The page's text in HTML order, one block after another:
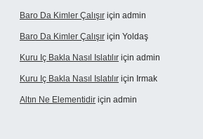
Baro Da Kimler Çalışır için admin
Baro Da Kimler Çalışır için Yoldaş
Kuru Iç Bakla Nasıl Islatılır için admin
Kuru Iç Bakla Nasıl Islatılır için Irmak
Altın Ne Elementidir için admin